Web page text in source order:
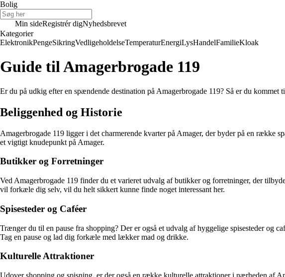
Bolig
Min sideRegistrér digNyhedsbrevet
Kategorier
ElektronikPengeSikringVedligeholdelseTemperaturEnergiLysHandelFamilieKloak
Guide til Amagerbrogade 119
Er du på udkig efter en spændende destination på Amagerbrogade 119? Så er du
Beliggenhed og Historie
Amagerbrogade 119 ligger i det charmerende kvarter på Amager, der byder på en række
et vigtigt knudepunkt på Amager.
Butikker og Forretninger
Ved Amagerbrogade 119 finder du et varieret udvalg af butikker og forretninger, der
vil forkæle dig selv, vil du helt sikkert kunne finde noget interessant her.
Spisesteder og Caféer
Trænger du til en pause fra shopping? Der er også et udvalg af hyggelige spisesteder og
Tag en pause og lad dig forkæle med lækker mad og drikke.
Kulturelle Attraktioner
Udover shopping og spisning, er der også en række kulturelle attraktioner i nærheden af